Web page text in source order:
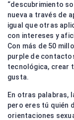
“descubrimiento
nueva a través de
igual que otras
con intereses y
Con más de 50
purple de
tecnológica, crear
gusta.
En otras palabras,
pero eres tú quién
orientaciones